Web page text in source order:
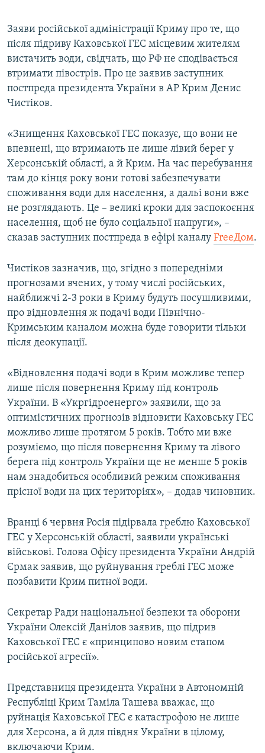
Усі сайти RFE/RL
Заяви російської адміністрації Криму про те, що
після підриву Каховської ГЕС місцевим жителям
вистачить води, свідчать, що РФ не сподівається
втримати півострів. Про це заявив заступник
постпреда президента України в АР Крим Денис
Чистіков.
«Знищення Каховської ГЕС показує, що вони не
впевнені, що втримають не лише лівий берег у
Херсонській області, а й Крим. На час перебування
там до кінця року вони готові забезпечувати
споживання води для населення, а дальі вони вже
не розглядають. Це – великі кроки для заспокоєння
населення, щоб не було соціальної напруги», –
сказав заступник постпреда в ефірі каналу FreeДом.
Чистіков зазначив, що, згідно з попередніми
прогнозами вчених, у тому числі російських,
найближчі 2-3 роки в Криму будуть посушливими,
про відновлення ж подачі води Північно-
Кримським каналом можна буде говорити тільки
після деокупації.
«Відновлення подачі води в Крим можливе тепер
лише після повернення Криму під контроль
України. В «Укргідроенерго» заявили, що за
оптимістичних прогнозів відновити Каховську ГЕС
можливо лише протягом 5 років. Тобто ми вже
розуміємо, що після повернення Криму та лівого
берега під контроль України ще не менше 5 років
нам знадобиться особливий режим споживання
прісної води на цих територіях», – додав чиновник.
Вранці 6 червня Росія підірвала греблю Каховської
ГЕС у Херсонській області, заявили українські
військові. Голова Офісу президента України Андрій
Єрмак заявив, що руйнування греблі ГЕС може
позбавити Крим питної води.
Секретар Ради національної безпеки та оборони
України Олексій Данілов заявив, що підрив
Каховської ГЕС є «принципово новим етапом
російської агресії».
Представниця президента України в Автономній
Республіці Крим Таміла Ташева вважає, що
руйнація Каховської ГЕС є катастрофою не лише
для Херсона, а й для півдня України в цілому,
включаючи Крим.